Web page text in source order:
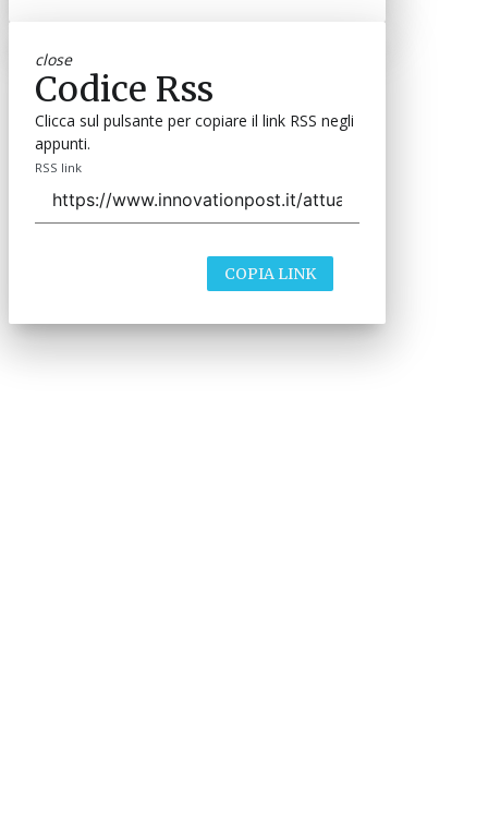
close
Codice Rss
Clicca sul pulsante per copiare il link RSS negli
appunti.
RSS link
COPIA LINK